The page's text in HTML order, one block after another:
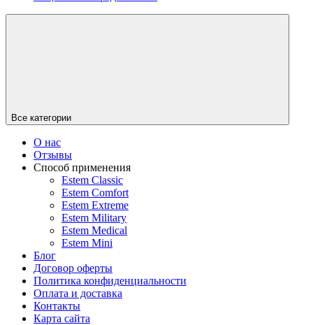
Все категории
О нас
Отзывы
Способ применения
Estem Classic
Estem Comfort
Estem Extreme
Estem Military
Estem Medical
Estem Mini
Блог
Договор оферты
Политика конфиденциальности
Оплата и доставка
Контакты
Карта сайта